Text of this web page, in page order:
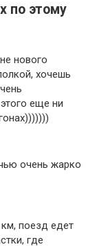
по этому
нового
хочешь
еще ни
очень жарко
поезд едет
где